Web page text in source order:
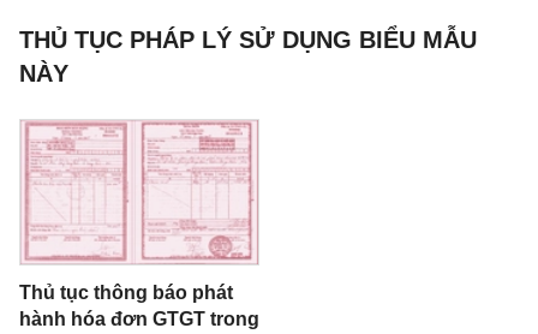
vị.........................................................................
............................................................................
...
Mã số thuế:
………………………………………………………
…………………………………………
Địa chỉ.................................................................
... ....................................................................
THỦ TỤC PHÁP LÝ SỬ DỤNG BIỂU MẪU
NÀY
Thủ tục thông báo phát
hành hóa đơn GTGT trong